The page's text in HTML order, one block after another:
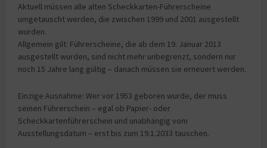
Aktuell müssen alle alten Scheckkarten-Führerscheine
umgetauscht werden, die zwischen 1999 und 2001 ausgestellt
wurden.
Allgemein gilt: Führerscheine, die ab dem 19. Januar 2013
ausgestellt wurden, sind nicht mehr unbegrenzt, sondern nur
noch 15 Jahre lang gültig – danach müssen sie erneuert werden.
Einzige Ausnahme: Wer vor 1953 geboren wurde, der muss
seinen Führerschein – egal ob Papier- oder
Scheckkartenführerschein und unabhängig vom
Ausstellungsdatum – erst bis zum 19.1.2033 tauschen.